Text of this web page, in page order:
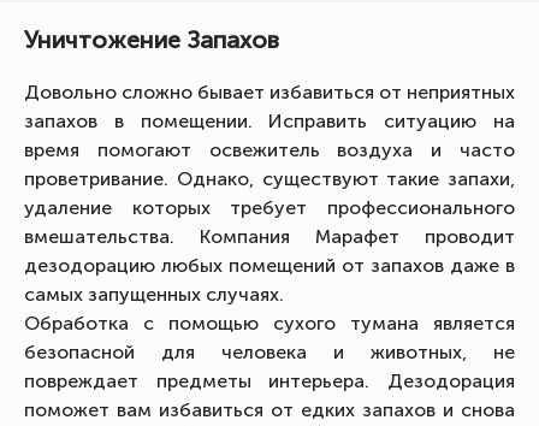
Уничтожение Запахов
Довольно сложно бывает избавиться от неприятных
запахов в помещении. Исправить ситуацию на
время помогают освежитель воздуха и часто
проветривание. Однако, существуют такие запахи,
удаление которых требует профессионального
вмешательства. Компания Марафет проводит
дезодорацию любых помещений от запахов даже в
самых запущенных случаях.
Обработка с помощью сухого тумана является
безопасной для человека и животных, не
повреждает предметы интерьера. Дезодорация
поможет вам избавиться от едких запахов и снова